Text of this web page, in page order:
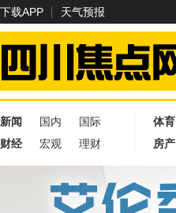
下载APP 天气预报
新闻 国内
国际
财经
宏观 理财
体育
房产